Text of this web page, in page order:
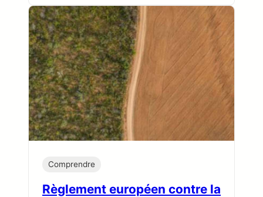
Comprendre
Règlement européen contre la